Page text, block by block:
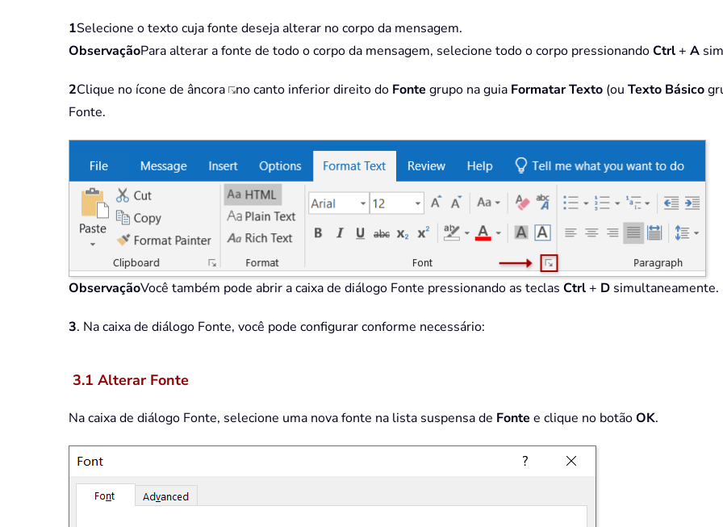
1Selecione o texto cuja fonte deseja alterar no corpo da mensagem.
ObservaçãoPara alterar a fonte de todo o corpo da mensagem, selecione todo o corpo pressionandoCtrl+ A
2Clique no ícone de âncora no canto inferior direito do Fonte grupo na guia Formatar Texto (ou Texto Básico
Fonte.
ObservaçãoVocê também pode abrir a caixa de diálogo Fonte pressionando as teclas Ctrl+ D simultaneamente.
3. Na caixa de diálogo Fonte, você pode configurar conforme necessário:
3.1 Alterar Fonte
Na caixa de diálogo Fonte, selecione uma nova fonte na lista suspensa de Fonte e clique no botãoOK.